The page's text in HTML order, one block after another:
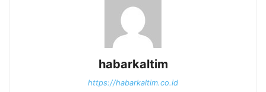
habarkaltim
https://habarkaltim.co.id